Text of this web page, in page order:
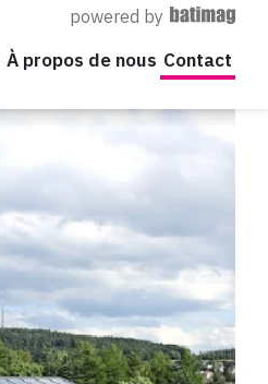
À propos de nous Contact
powered by